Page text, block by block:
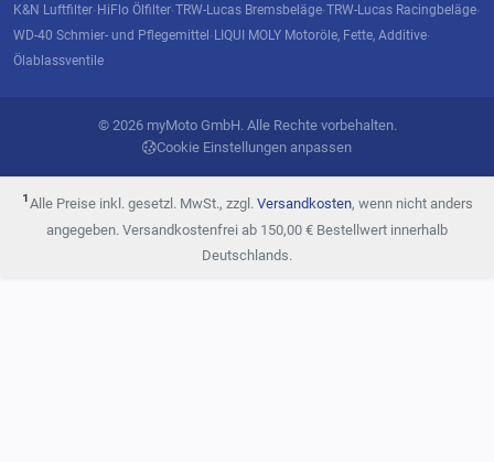
K&N Luftfilter· HiFlo Ölfilter·TRW-Lucas Bremsbeläge·TRW-Lucas Racingbeläge·
WD-40 Schmier- und Pflegemittel· LIQUI MOLY Motoröle, Fette, Additive·
Ölablassventile
© 2026 myMoto GmbH. Alle Rechte vorbehalten.
Cookie Einstellungen anpassen
¹Alle Preise inkl. gesetzl. MwSt., zzgl. Versandkosten, wenn nicht anders
angegeben. Versandkostenfrei ab 150,00 € Bestellwert innerhalb
Deutschlands.